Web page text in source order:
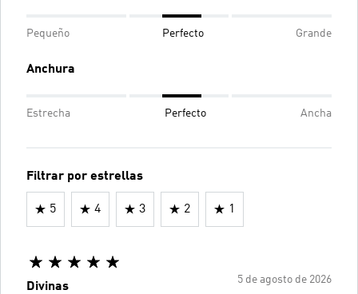
Pequeño Perfecto Grande
Anchura
Estrecha Perfecto Ancha
Filtrar por estrellas
5 4 3 2 1
5 de agosto de 2026
Divinas